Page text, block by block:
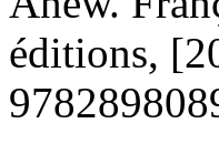
éditions,